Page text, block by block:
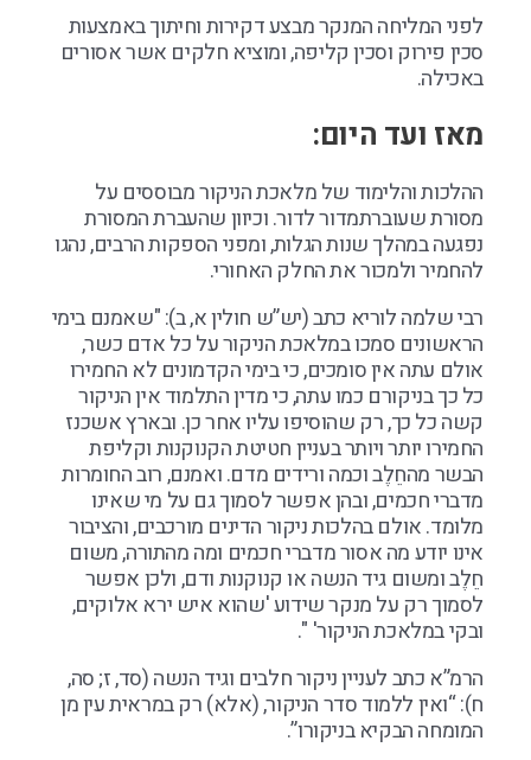
לפני המליחה המנקר מבצע דקירות וחיתוך באמצעות
סכין פירוק וסכין קליפה, ומוציא חלקים אשר אסורים
באכילה.
מאז ועד היום:
ההלכות והלימוד של מלאכת הניקור מבוססים על
מסורת שעוברתמדור לדור. וכיוון שהעברת המסורת
נפגעה במהלך שנות הגלות, ומפני הספקות הרבים, נהגו
להחמיר ולמכור את החלק האחורי.
רבי שלמה לוריא כתב (יש”ש חולין א, ב): "שאמנם בימי
הראשונים סמכו במלאכת הניקור על כל אדם כשר,
אולם עתה אין סומכים, כי בימי הקדמונים לא החמירו
כל כך בניקורם כמו עתה, כי מדין התלמוד אין הניקור
קשה כל כך, רק שהוסיפו עליו אחר כן. ובארץ אשכנז
החמירו יותר ויותר בעניין חטיטת הקנוקנות וקליפת
הבשר מהחֵלֶב וכמה ורידים מדם. ואמנם, רוב החומרות
מדברי חכמים, ובהן אפשר לסמוך גם על מי שאינו
מלומד. אולם בהלכות ניקור הדינים מורכבים, והציבור
אינו יודע מה אסור מדברי חכמים ומה מהתורה, משום
חֵלֶב ומשום גיד הנשה או קנוקנות ודם, ולכן אפשר
לסמוך רק על מנקר שידוע 'שהוא איש ירא אלוקים,
ובקי במלאכת הניקור' ".
הרמ”א כתב לעניין ניקור חלבים וגיד הנשה (סד, ז; סה,
ח): “ואין ללמוד סדר הניקור, (אלא) רק במראית עין מן
המומחה הבקיא בניקורו”.